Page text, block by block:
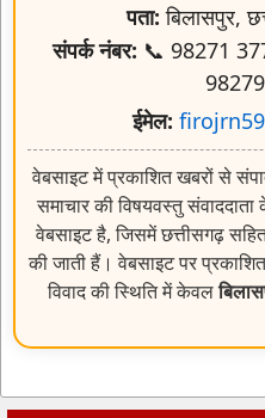
पता: बिलासपुर,
संपर्क नंबर: 📞 98271
ईमेल:
वेबसाइट में प्रकाशित खबरों से
समाचार की विषयवस्तु
वेबसाइट है, जिसमें छत्तीसगढ़
की जाती हैं। वेबसाइट पर
विवाद की स्थिति में केवल